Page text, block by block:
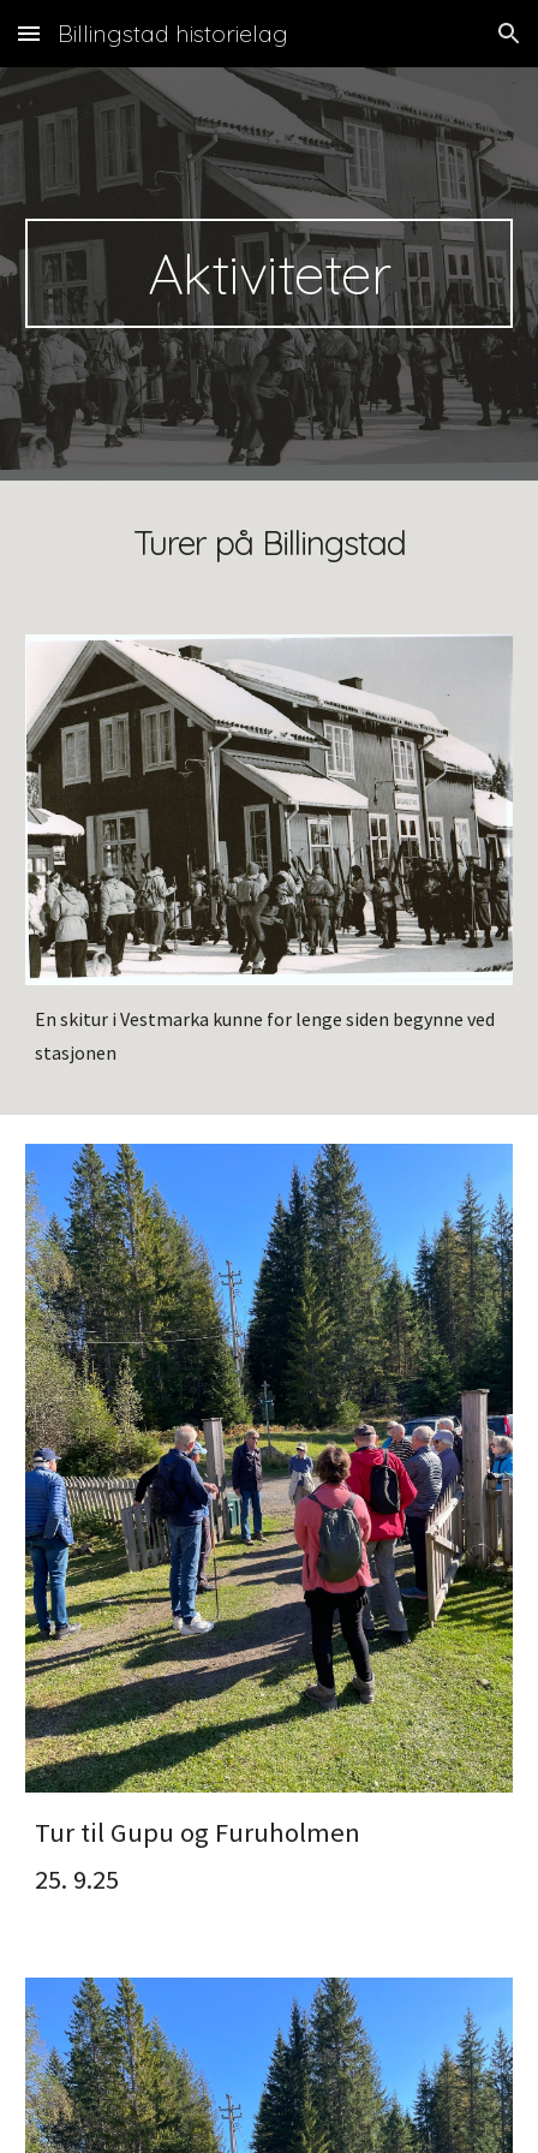
Skip to main content Skip to navigation
Billingstad historielag
Aktiviteter
Turer på Billingstad
En skitur i Vestmarka kunne for lenge siden begynne ved
stasjonen
Tur til Gupu og Furuholmen
25. 9.25